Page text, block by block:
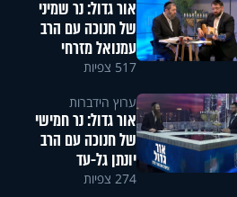
אור גדול: נר שמיני
של חנוכה עם הרב
עמנואל מזרחי
517 צפיות
ערוץ הידברות
אור גדול: נר חמישי
של חנוכה עם הרב
יונתן גל-עד
274 צפיות